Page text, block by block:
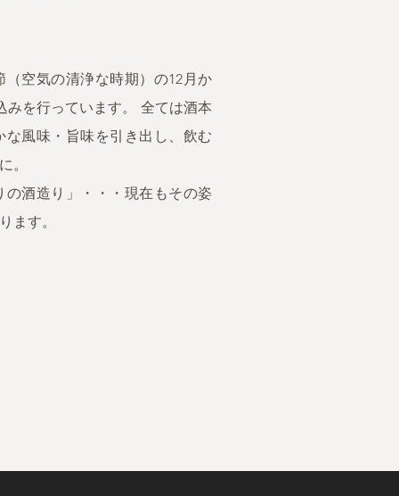
空気の清浄な時期）の12月か
を行っています。 全ては酒本
風味・旨味を引き出し、飲む
。
酒造り」・・・現在もその姿
ます。